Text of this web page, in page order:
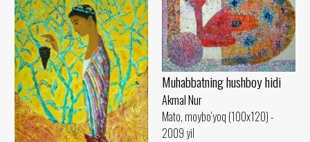
Muhabbatning hushboy hidi
Akmal Nur
Mato, moybo‘yoq (100x120) -
2009 yil